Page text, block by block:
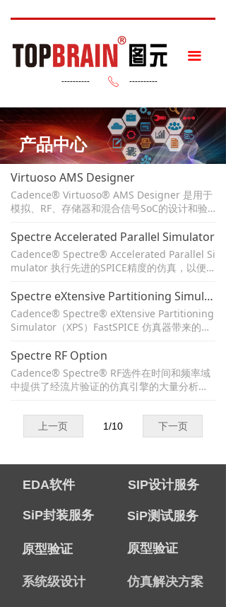
ꂅ
---------- ----------
끀
Virtuoso AMS Designer
Cadence® Virtuoso® AMS Designer 是用于
模拟、RF、存储器和混合信号SoC的设计和验
oso全定制环境集成，用于混合信号设计和验
证。它还与Cadence Incisive® 功能验证平台
集成，用于数字验证环境中的混合信号验证。
Spectre Accelerated Parallel Simulator
Cadence® Spectre® Accelerated Parallel Si
mulator 执行先进的SPICE精度的仿真，以便
的性能和容量。它与Virtuoso定制设计平台紧
密集成，允许工程师在同一环境中捕获和传递
设计意图，并提供Specter Circuit Simulator
的晶体管级分析功能。
Spectre eXtensive Partitioning Simulator
Cadence® Spectre® eXtensive Partitioning
Simulator（XPS）FastSPICE 仿真器带来的高
信号设计提供快速、准确的仿真。该仿真解决
方案集成在 Cadence Specter Circuit Simulat
or 基础架构中，因此您可以使用相同的模型、
工艺设计套件（PDK）和方法来验证您的设
Spectre RF Option
Cadence® Spectre® RF选件在时间和频率域
中提供了经流片验证的仿真引擎的大量分析。
线性和非线性RF电路的验证。宽广的分析范围
能够验证广泛的RF-IC类型，包括混频器，收发
器，功率放大器，分频器，开关电容，滤波器
上一页 下一页
1/10
产品中心
EDA软件 SIP设计服务
SiP测试服务
系统级设计
SiP封装服务
原型验证 原型验证
仿真解决方案